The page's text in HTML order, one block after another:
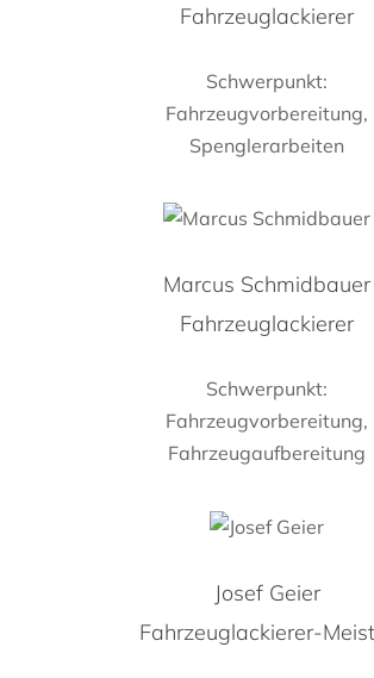
Fahrzeuglackierer
Schwerpunkt:
Fahrzeugvorbereitung,
Spenglerarbeiten
Marcus Schmidbauer
Fahrzeuglackierer
Schwerpunkt:
Fahrzeugvorbereitung,
Fahrzeugaufbereitung
Josef Geier
Fahrzeuglackierer-